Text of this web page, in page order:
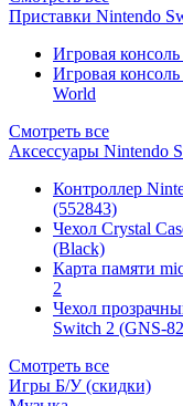
Приставки Nintendo
Игровая
Игровая
World
Смотреть все
Аксессуары Nintendo
Контроллер
(552843)
Чехол Сrystal
(Black)
Карта памяти
2
Чехол
Switch 2 (GNS-
Смотреть все
Игры Б/У (скидки)